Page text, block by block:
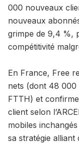
000 nouveaux
nouveaux
grimpe de 9,4 %,
compétitivité
En France, Free
nets (dont 48 000
FTTH) et
client selon
mobiles
sa stratégie alliant